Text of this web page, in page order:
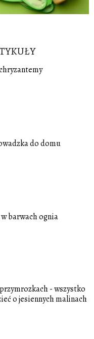
do domu
barwach ognia
- wszystko
o jesiennych malinach